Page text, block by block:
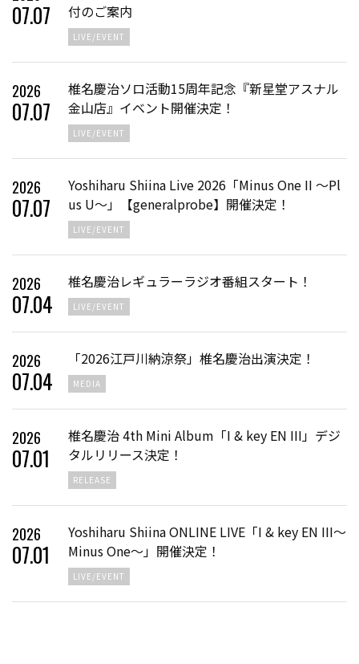
07.07
付のご案内
LIVE/EVENT
2026
07.07
椎名慶治ソロ活動15周年記念『新星堂アスナル
金山店』イベント開催決定！
LIVE/EVENT
2026
07.07
Yoshiharu Shiina Live 2026「Minus One II ～Pl
us U～」【generalprobe】開催決定！
LIVE/EVENT
2026
07.04
椎名慶治レギュラーラジオ番組スタート！
LIVE/EVENT
2026
07.04
「2026江戸川納涼祭」椎名慶治出演決定！
MEDIA
2026
07.01
椎名慶治 4th Mini Album「I & key EN III」デジ
タルリリース決定！
RELEASE
2026
07.01
Yoshiharu Shiina ONLINE LIVE「I & key EN III〜
Minus One〜」開催決定！
LIVE/EVENT